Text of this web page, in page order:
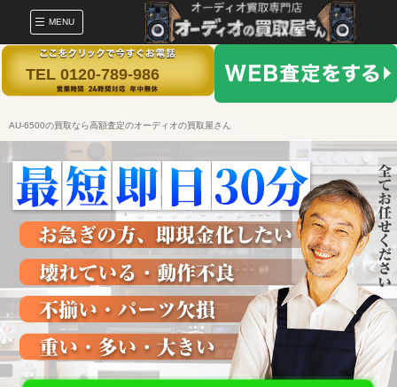
MENU
TEL 0120-789-986
AU-6500の買取なら高額査定のオーディオの買取屋さん